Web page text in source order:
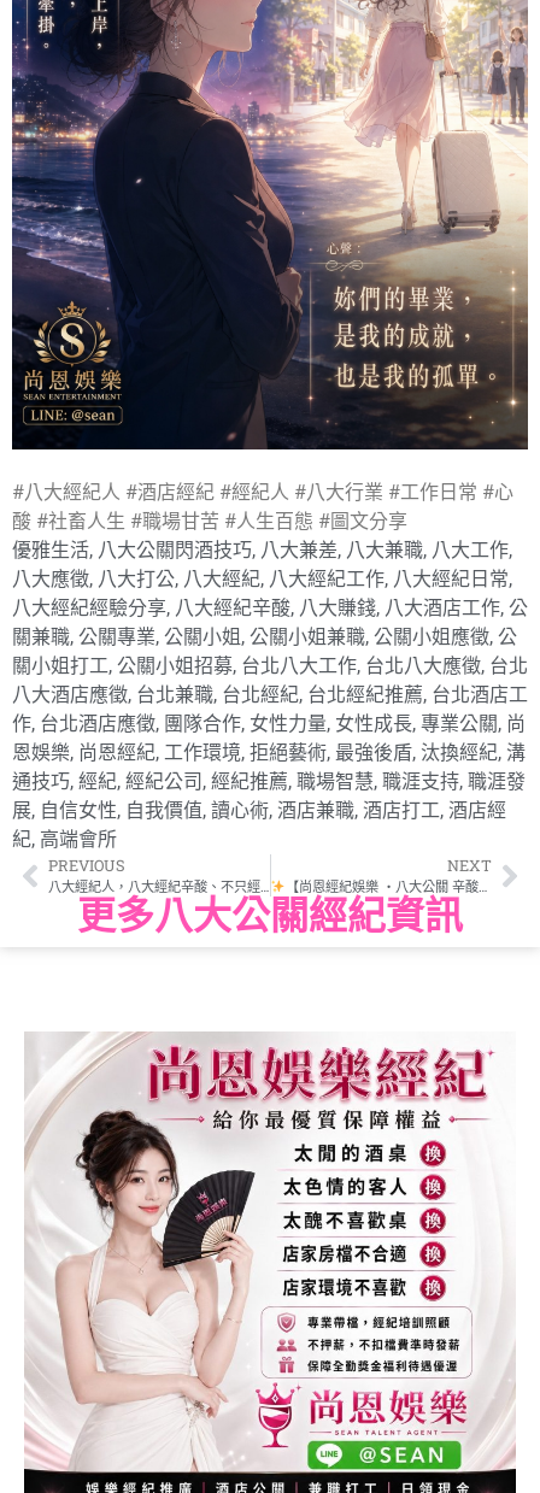
#八大經紀人 #酒店經紀 #經紀人 #八大行業 #工作日常 #心
酸 #社畜人生 #職場甘苦 #人生百態 #圖文分享
優雅生活, 八大公關閃酒技巧, 八大兼差, 八大兼職, 八大工作,
八大應徵, 八大打公, 八大經紀, 八大經紀工作, 八大經紀日常,
八大經紀經驗分享, 八大經紀辛酸, 八大賺錢, 八大酒店工作, 公
關兼職, 公關專業, 公關小姐 , 公關小姐兼職, 公關小姐應徵, 公
關小姐打工, 公關小姐招募, 台北八大工作, 台北八大應徵, 台北
八大酒店應徵, 台北兼職, 台北經紀, 台北經紀推薦, 台北酒店工
作, 台北酒店應徵, 團隊合作, 女性力量, 女性成長, 專業公關, 尚
恩娛樂, 尚恩經紀, 工作環境, 拒絕藝術, 最強後盾, 汰換經紀, 溝
通技巧, 經紀, 經紀公司 , 經紀推薦, 職場智慧, 職涯支持, 職涯發
展, 自信女性, 自我價值, 讀心術, 酒店兼職, 酒店打工, 酒店經
紀, 高端會所
PREVIOUS
八大經紀人，八大經紀辛酸、不只經紀，更是經紀人
NEXT
【尚恩經紀娛樂 ‧八大公關 辛酸甘苦談】
更多八大公關經紀資訊